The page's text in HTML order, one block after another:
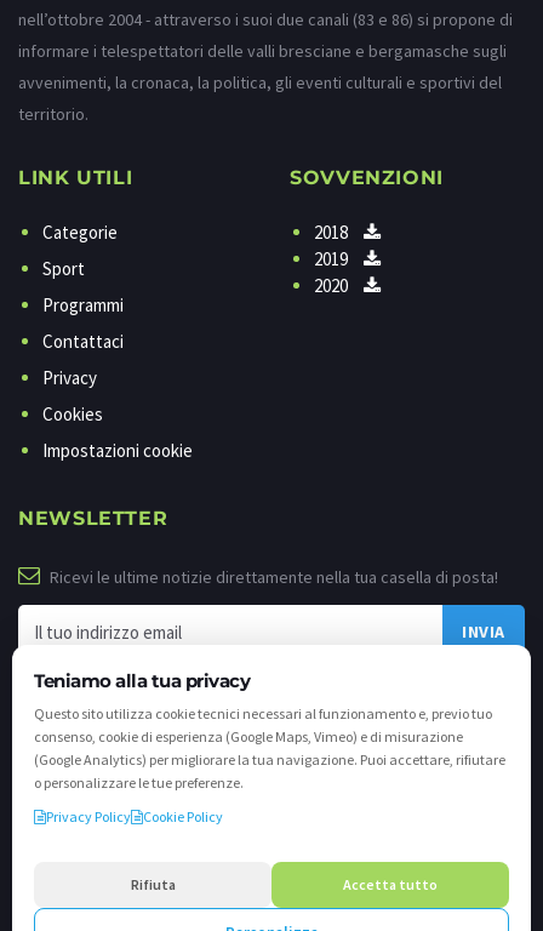
Teniamo alla tua privacy
Questo sito utilizza cookie tecnici necessari al funzionamento e, previo tuo
consenso, cookie di esperienza (Google Maps, Vimeo) e di misurazione
(Google Analytics) per migliorare la tua navigazione. Puoi accettare, rifiutare
o personalizzare le tue preferenze.
Privacy Policy
Cookie Policy
Rifiuta Accetta tutto
nell’ottobre 2004 - attraverso i suoi due canali (83 e 86) si propone di
informare i telespettatori delle valli bresciane e bergamasche sugli
avvenimenti, la cronaca, la politica, gli eventi culturali e sportivi del
territorio.
LINK UTILI
Categorie
Sport
Programmi
Contattaci
Privacy
Cookies
Impostazioni cookie
SOVVENZIONI
2018
2019
2020
NEWSLETTER
Ricevi le ultime notizie direttamente nella tua casella di posta!
Darfo Boario Terme (Bs) P.IVA e C.F. 02539810982 - REA / CCIAA (Bs) n. 458309
cap. soc. €894.900,00 i.v.